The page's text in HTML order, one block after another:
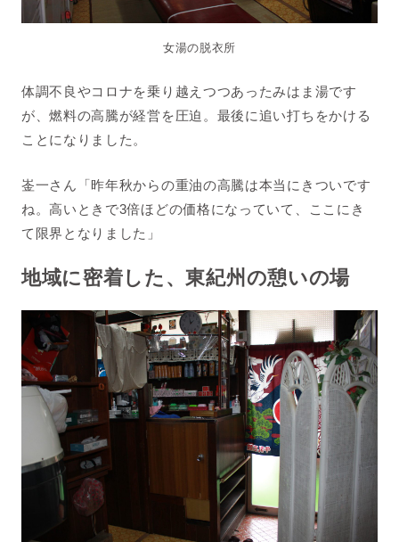
女湯の脱衣所
体調不良やコロナを乗り越えつつあったみはま湯です
が、燃料の高騰が経営を圧迫。最後に追い打ちをかける
ことになりました。
崟一さん「昨年秋からの重油の高騰は本当にきついです
ね。高いときで3倍ほどの価格になっていて、ここにき
て限界となりました」
地域に密着した、東紀州の憩いの場